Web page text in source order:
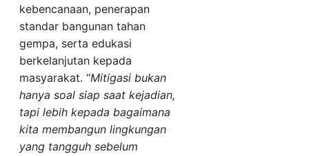
kebencanaan, penerapan
standar bangunan tahan
gempa, serta edukasi
berkelanjutan kepada
masyarakat. “Mitigasi bukan
hanya soal siap saat kejadian,
tapi lebih kepada bagaimana
kita membangun lingkungan
yang tangguh sebelum